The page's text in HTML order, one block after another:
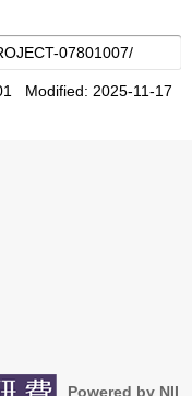
Modified: 2025-11-17
Powered by NII